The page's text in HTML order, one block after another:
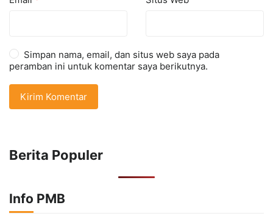
Simpan nama, email, dan situs web saya pada
peramban ini untuk komentar saya berikutnya.
Berita Populer
Info PMB